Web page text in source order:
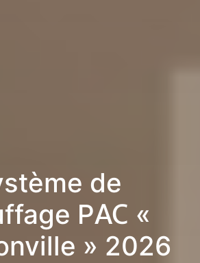
de
PAC «
» 2026